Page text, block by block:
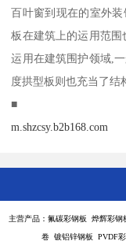
百叶窗到现在的室外
板在建筑上的运用范
运用在建筑围护领域,
度拱型板则也充当了结
■
m.shzcsy.b2b168.com
主营产品：氟碳彩钢板 烨辉彩
卷 镀铝锌钢板 PVDF